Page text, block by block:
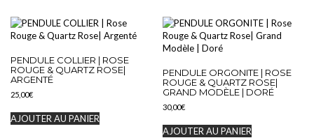
PENDULE COLLIER | ROSE
ROUGE & QUARTZ ROSE|
ARGENTÉ
25,00€
AJOUTER AU PANIER
PENDULE ORGONITE | ROSE
ROUGE & QUARTZ ROSE|
GRAND MODÈLE | DORÉ
30,00€
AJOUTER AU PANIER